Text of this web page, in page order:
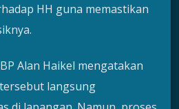
HH guna memastikan
Alan Haikel mengatakan
langsung